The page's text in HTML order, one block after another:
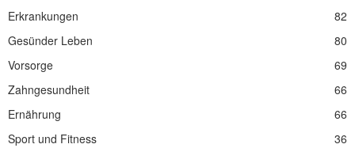
Erkrankungen
82
Gesünder Leben
80
Vorsorge
69
Zahngesundheit
66
Ernährung
66
Sport und Fitness
36